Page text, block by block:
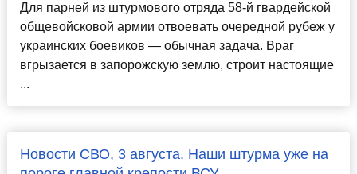
Для парней из штурмового отряда 58-й гвардейской
общевойсковой армии отвоевать очередной рубеж у
украинских боевиков — обычная задача. Враг
вгрызается в запорожскую землю, строит настоящие
...
Новости СВО, 3 августа. Наши штурма уже на